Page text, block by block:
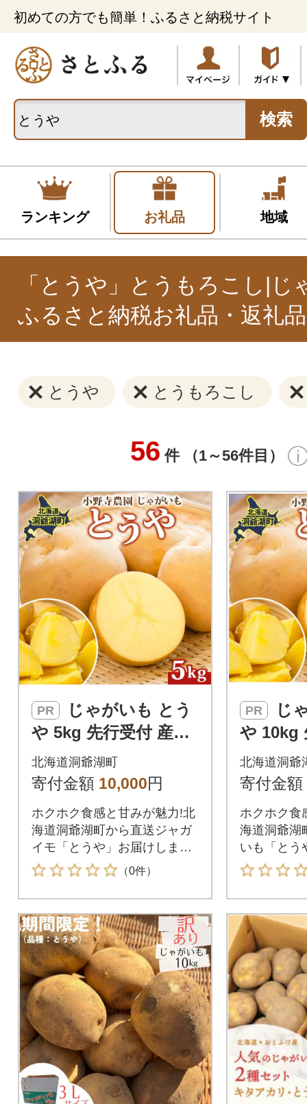
初めての方でも簡単！ふるさと納税サイト
検索
ランキング お礼品 地域
「とうや」とうもろこし|じ
ふるさと納税お礼品・返礼
とうや とうもろこし
56 件 （1～56件目）
PR
や 5kg 先行受付 産地
直送 北海道 洞爺湖 20
26年9月下旬以降発送
北海道洞爺湖町
寄付金額 10,000円
ホクホク食感と甘みが魅力!北
海道洞爺湖町から直送ジャガ
イモ「とうや」お届けしま
す。
（0件）
PR
や 10kg
直送 北
26年9月
北海道洞爺
寄付金額
ホクホク食
海道洞爺湖
いも「とう
す。